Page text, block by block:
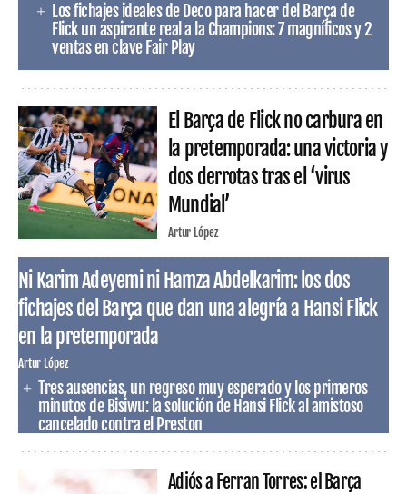
Los fichajes ideales de Deco para hacer del Barça de
Flick un aspirante real a la Champions: 7 magníficos y 2
ventas en clave Fair Play
El Barça de Flick no carbura en
la pretemporada: una victoria y
dos derrotas tras el ‘virus
Mundial’
Artur López
Ni Karim Adeyemi ni Hamza Abdelkarim: los dos
fichajes del Barça que dan una alegría a Hansi Flick
en la pretemporada
Artur López
Tres ausencias, un regreso muy esperado y los primeros
minutos de Bisiwu: la solución de Hansi Flick al amistoso
cancelado contra el Preston
Adiós a Ferran Torres: el Barça